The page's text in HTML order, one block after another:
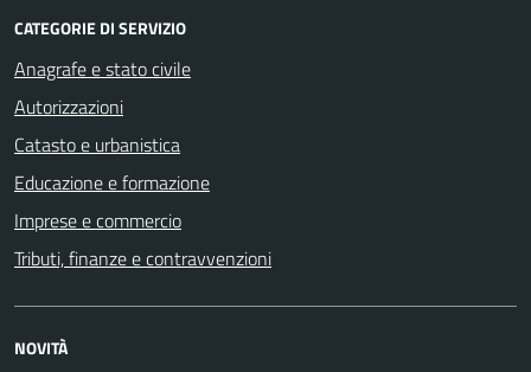
CATEGORIE DI SERVIZIO
Anagrafe e stato civile
Autorizzazioni
Catasto e urbanistica
Educazione e formazione
Imprese e commercio
Tributi, finanze e contravvenzioni
NOVITÀ